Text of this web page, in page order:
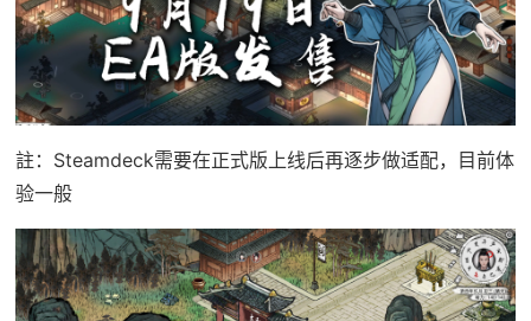
註：Steamdeck需要在正式版上线后再逐步做适配，目前体
验一般